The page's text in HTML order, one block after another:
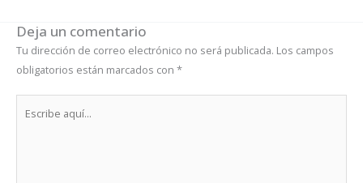
Deja un comentario
Tu dirección de correo electrónico no será publicada. Los campos
obligatorios están marcados con *